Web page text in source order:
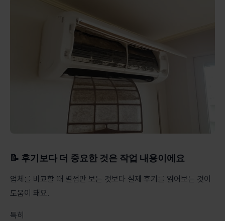
📝 후기보다 더 중요한 것은 작업 내용이에요
업체를 비교할 때 별점만 보는 것보다 실제 후기를 읽어보는 것이
도움이 돼요.
특히